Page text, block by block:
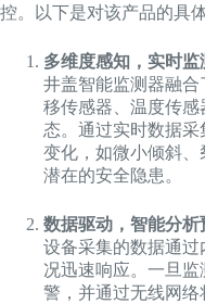
控。以下是对该产品的具
多维度感知，实时监
井盖智能监测器融
移传感器、温度传
态。通过实时数据
变化，如微小倾斜
潜在的安全隐患。
数据驱动，智能分析
设备采集的数据通
况迅速响应。一旦
警，并通过无线网